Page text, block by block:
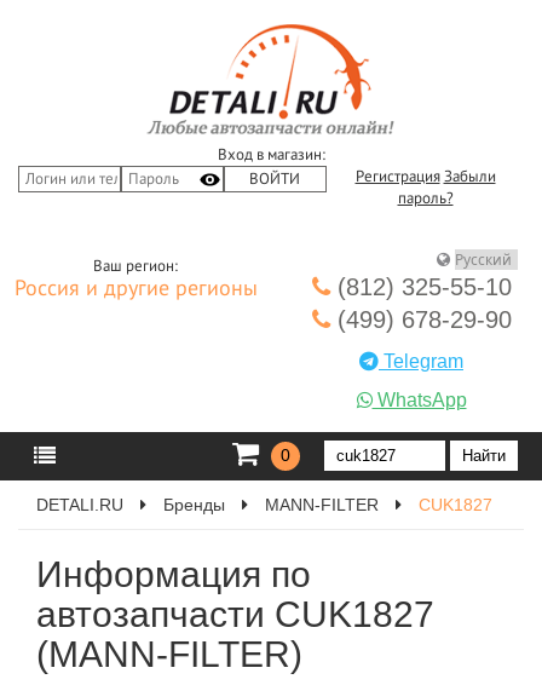
Вход в магазин:
Регистрация Забыли
пароль?
Ваш регион:
Россия и другие регионы
(812) 325-55-10
(499) 678-29-90
Telegram
WhatsApp
0
DETALI.RU Бренды MANN-FILTER CUK1827
Информация по
автозапчасти CUK1827
(MANN-FILTER)